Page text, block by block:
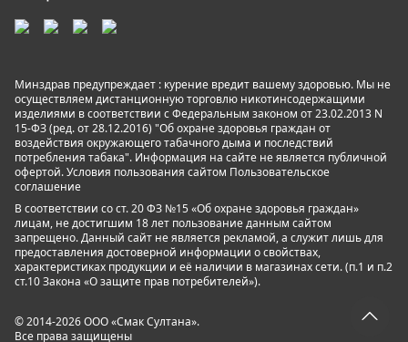
Минздрав предупреждает : курение вредит вашему здоровью. Мы не
осуществляем дистанционную торговлю никотинсодержащими
изделиями в соответствии с Федеральным законом от 23.02.2013 N
15-ФЗ (ред. от 28.12.2016) "Об охране здоровья граждан от
воздействия окружающего табачного дыма и последствий
потребления табака". Информация на сайте не является публичной
офертой. Условия пользования сайтом Пользовательское
соглашение
В соответствии со ст. 20 ФЗ №15 «Об охране здоровья граждан»
лицам, не достигшим 18 лет пользование данным сайтом
запрещено. Данный сайт не является рекламой, а служит лишь для
предоставления достоверной информации о свойствах,
характеристиках продукции и её наличии в магазинах сети. (п.1 и п.2
ст.10 Закона «О защите прав потребителей»).
© 2014-2026 ООО «Смак Султана».
Все права защищены